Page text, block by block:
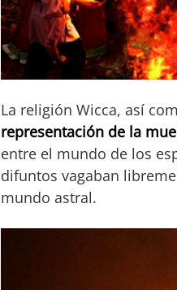
La religión Wicca, así
representación de la
entre el mundo de los
difuntos vagaban
mundo astral.